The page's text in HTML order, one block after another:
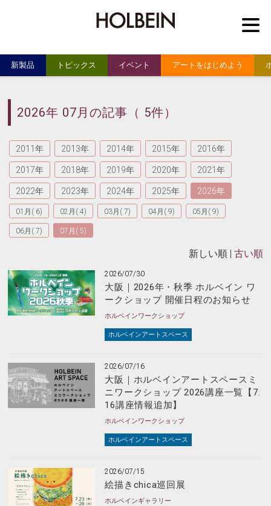
新製品 トピックス イベント アートをはじめよう
2026年 07月の記事（ 5件）
2011年 2013年 2014年 2015年 2016年
2017年 2018年 2019年 2020年 2021年
2022年 2023年 2024年 2025年 2026年
01月( 6) 02月( 4) 03月( 7) 04月( 9) 05月( 9)
06月( 7) 07月( 5)
新しい順 | 古い順
2026/07/30
大阪｜2026年・秋季 ホルベイン ワ
ークショップ 開催日程のお知らせ
ホルベインワークショップ
ホルベインアートスペース
2026/07/16
大阪｜ホルベインアートスペースミ
ニワークショップ 2026講座一覧【7.
16講座情報追加】
ホルベインワークショップ
ホルベインアートスペース
2026/07/15
絵描きchica巡回展
ホルベインギャラリー